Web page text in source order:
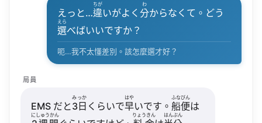
えっと…違
ちが
いがよく分
わ
からなくて。どう
選
えら
べばいいですか？
呃…我不太懂差別。該怎麼選才好？
局員
EMS だと 3日
みっか
くらいで早
はや
いです。 船便
ふなびん
は
にしゅうかん りょうきん はんぶん